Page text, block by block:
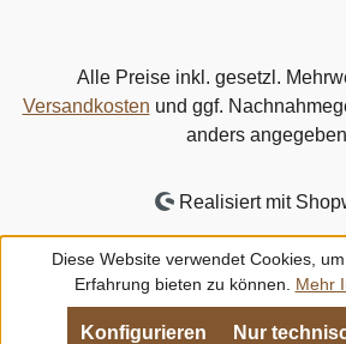
Alle Preise inkl. gesetzl.
Versandkosten und ggf.
anders
Realisiert mit
Diese Website verwendet Cookies,
Erfahrung bieten zu können. Mehr
Nur
Konfigurieren